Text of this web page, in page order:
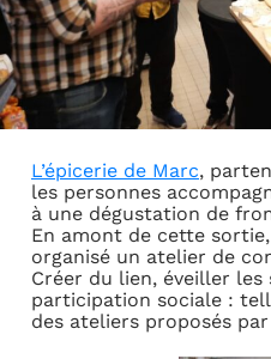
L’épicerie de Marc,
les personnes
à une dégustation de
En amont de cette sortie,
organisé un atelier de
Créer du lien, éveiller les
participation sociale :
des ateliers proposés